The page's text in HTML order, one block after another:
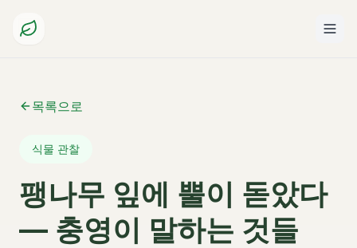
목록으로
식물 관찰
팽나무 잎에 뿔이 돋았다
— 충영이 말하는 것들